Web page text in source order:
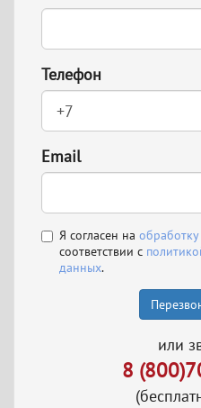
Телефон
Email
Я согласен на
соответствии с
данных.
или
8